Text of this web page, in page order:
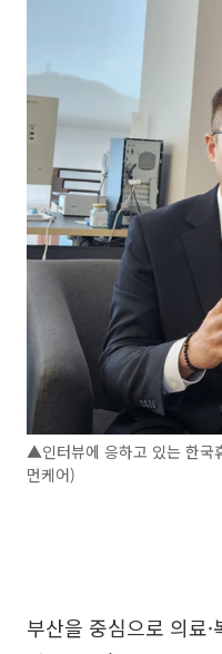
▲인터뷰에 응하고 있는 한국
먼케어)
부산을 중심으로 의료